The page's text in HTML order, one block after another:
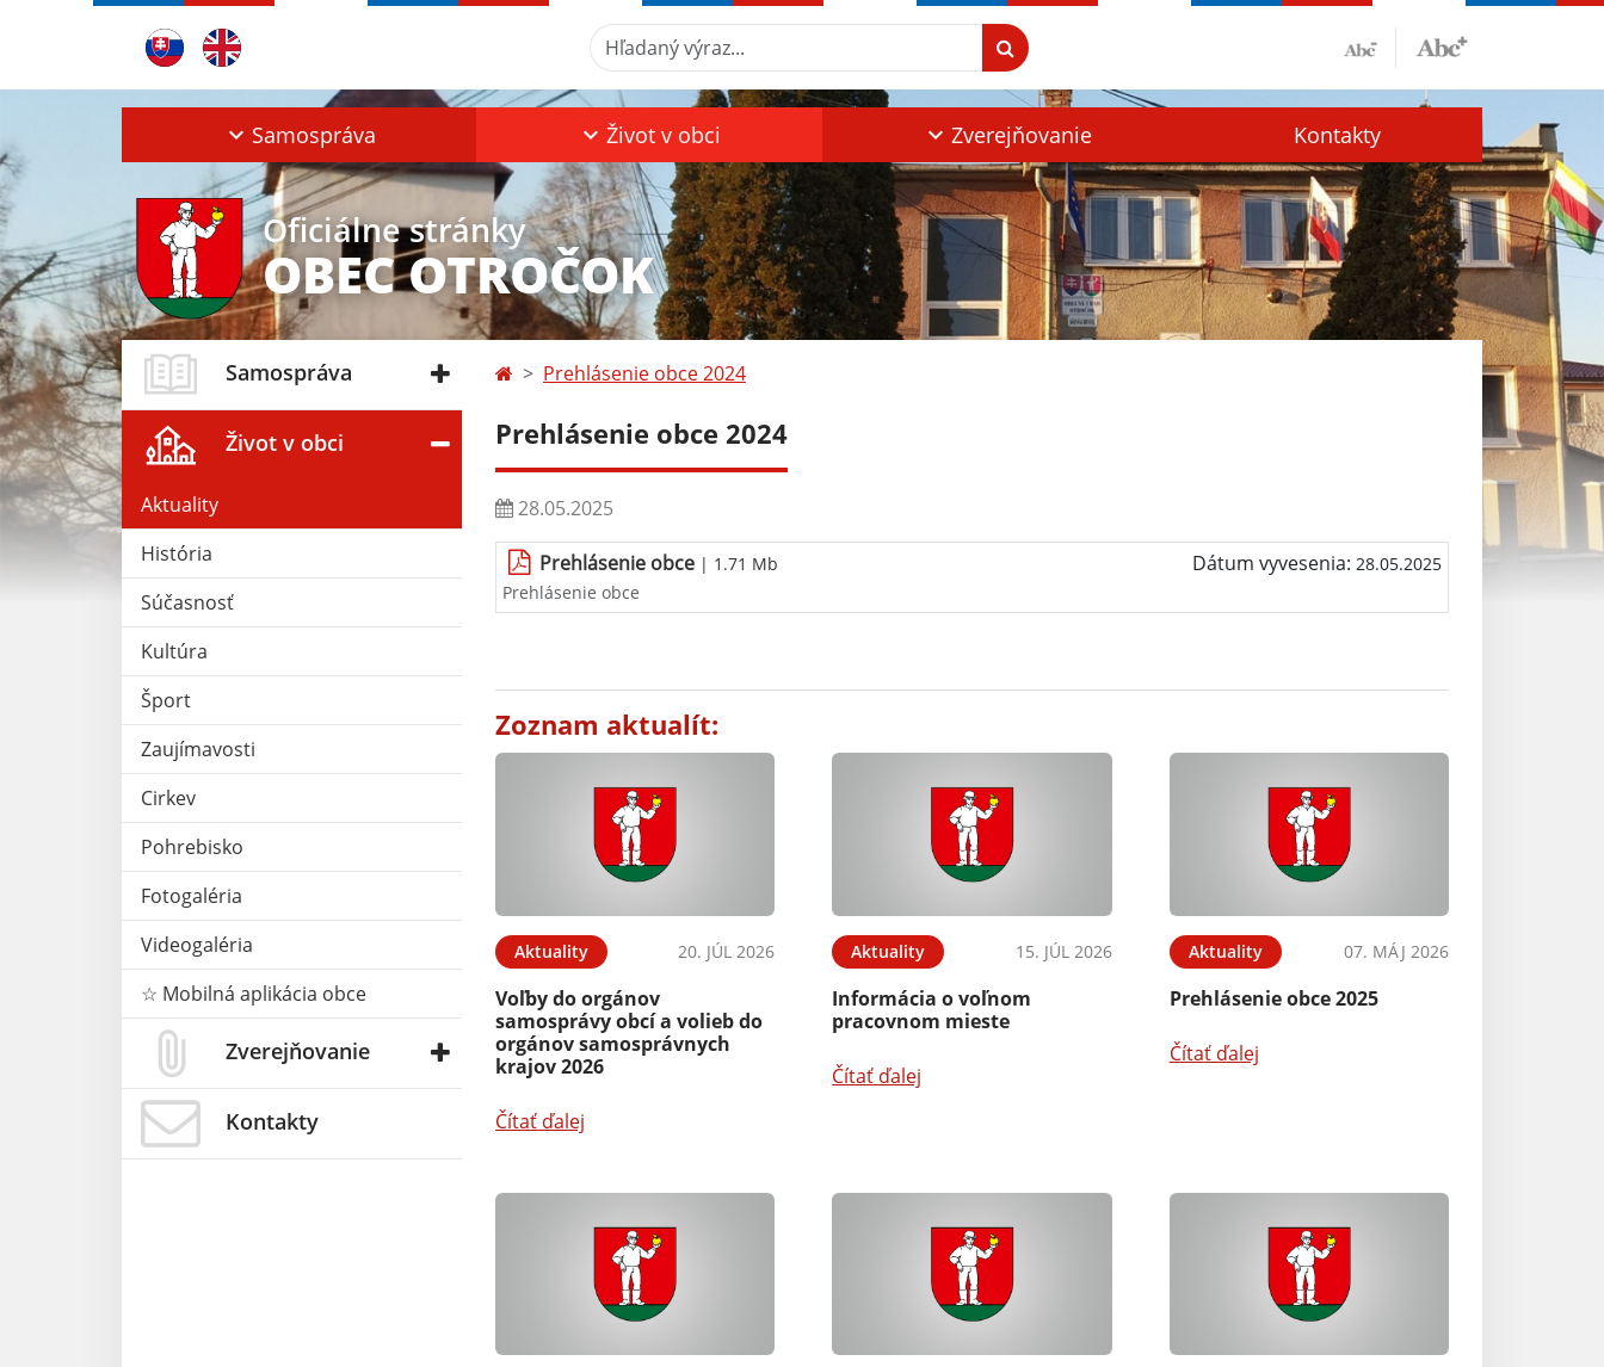
Hľadaný výraz...
Samospráva Život v obci Zverejňovanie Kontakty
Oficiálne stránky
OBEC OTROČOK
Samospráva
Život v obci
Aktuality
História
Súčasnosť
Kultúra
Šport
Zaujímavosti
Cirkev
Pohrebisko
Fotogaléria
Videogaléria
☆ Mobilná aplikácia obce
Zverejňovanie
Kontakty
Prehlásenie obce 2024
Prehlásenie obce 2024
28.05.2025
Prehlásenie obce | 1.71 Mb Dátum vyvesenia: 28.05.2025
Prehlásenie obce
Zoznam aktualít:
Aktuality 20. JÚL 2026
Voľby do orgánov
samosprávy obcí a volieb do
orgánov samosprávnych
krajov 2026
Čítať ďalej
Aktuality 15. JÚL 2026
Informácia o voľnom
pracovnom mieste
Čítať ďalej
Aktuality 07. MÁJ 2026
Prehlásenie obce 2025
Čítať ďalej